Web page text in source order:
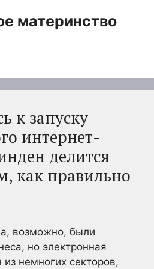
материнство
к запуску
интернет-
делится
как правильно
возможно, были
но электронная
немногих секторов,